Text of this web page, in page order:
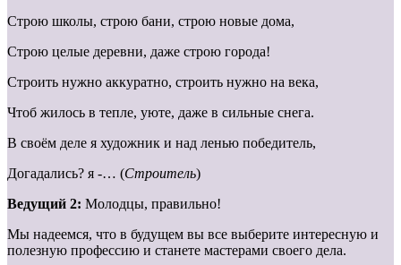
Строю школы, строю бани, строю новые дома,
Строю целые деревни, даже строю города!
Строить нужно аккуратно, строить нужно на века,
Чтоб жилось в тепле, уюте, даже в сильные снега.
В своём деле я художник и над ленью победитель,
Догадались? я -… (Строитель)
Ведущий 2: Молодцы, правильно!
Мы надеемся, что в будущем вы все выберите интересную и
полезную профессию и станете мастерами своего дела.